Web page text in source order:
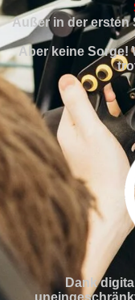
Außer in der ersten
Aber keine Sorge!
Dank